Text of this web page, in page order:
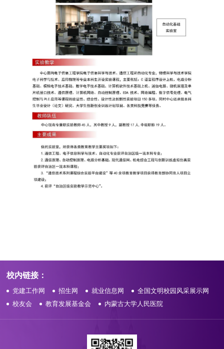
校内链接：
党建工作网 招生网 就业信息网
全国文明校园风采展示网
校友会
教育发展基金会 内蒙古大学人民医院